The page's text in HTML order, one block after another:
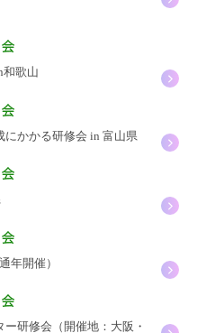
和歌山
かかる研修会 in 富山県
年開催）
研修会（開催地：大阪・